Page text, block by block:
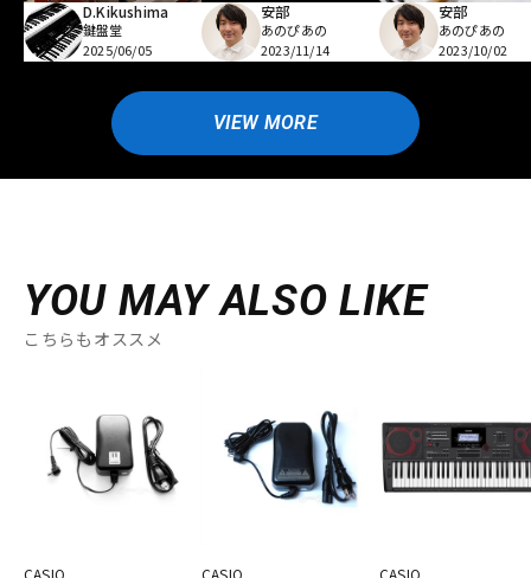
D.Kikushima
鍵盤堂
2025/06/05
安部
あのぴあの
2023/11/14
安部
あのぴあの
2023/10/02
VIEW MORE
YOU MAY ALSO LIKE
こちらもオススメ
CASIO CASIO CASIO